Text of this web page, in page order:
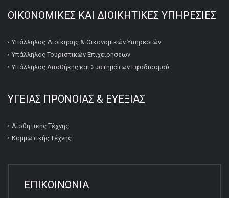
ΟΙΚΟΝΟΜΙΚΕΣ ΚΑΙ ΔΙΟΙΚΗΤΙΚΕΣ ΥΠΗΡΕΣΙΕΣ
Υπάλληλος Διοίκησης & Οικονομικών Υπηρεσιών
Υπάλληλος Τουριστικών Επιχειρήσεων
Υπάλληλος Αποθήκης και Συστημάτων Εφοδιασμού
ΥΓΕΙΑΣ ΠΡΟΝΟΙΑΣ & ΕΥΕΞΙΑΣ
Αισθητικής Τέχνης
Κομμωτικής Τέχνης
ΕΠΙΚΟΙΝΩΝΙΑ